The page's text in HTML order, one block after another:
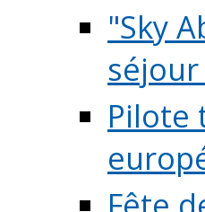
"Sky
séjour
Pilote